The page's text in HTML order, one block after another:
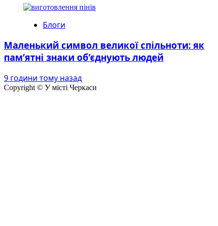
Блоги
Маленький символ великої спільноти: як
пам’ятні знаки об’єднують людей
9 години тому назад
Copyright © У місті Черкаси